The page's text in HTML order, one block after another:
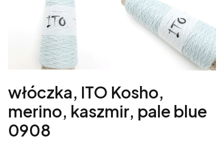
włóczka, ITO Kosho,
merino, kaszmir, pale blue
0908